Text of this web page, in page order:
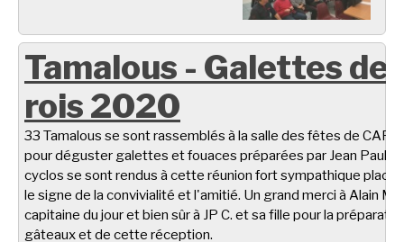
Tamalous - Galettes
rois 2020
33 Tamalous se sont rassemblés à la salle des fêtes de
pour déguster galettes et fouaces préparées par Jean Paul C.
cyclos se sont rendus à cette réunion fort sympathique
le signe de la convivialité et l'amitié. Un grand merci à Alain M.
capitaine du jour et bien sûr à JP C. et sa fille pour la
gâteaux et de cette réception.